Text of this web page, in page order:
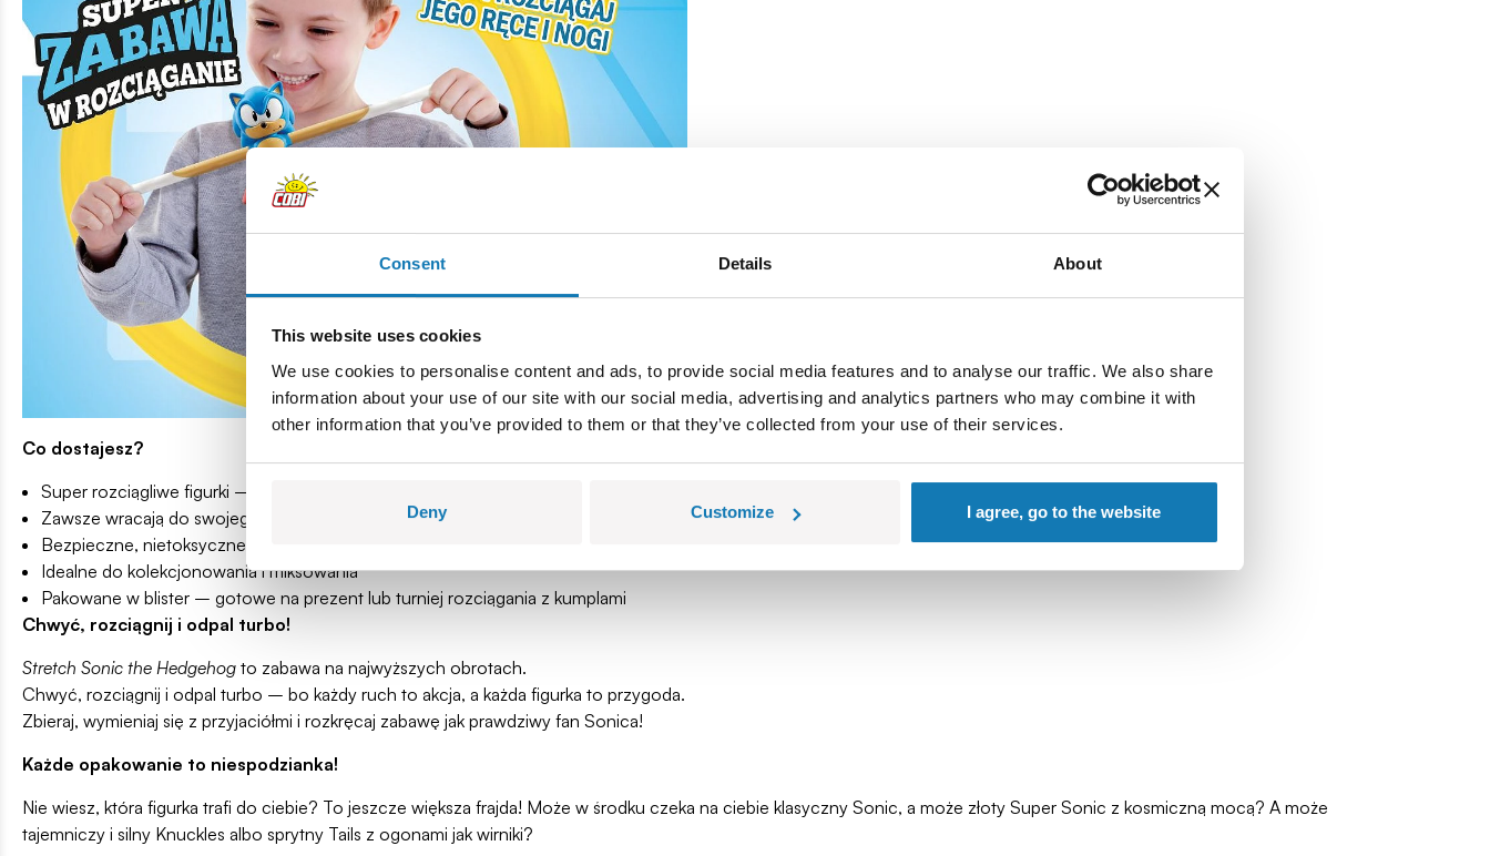
Consent Details About
This website uses cookies
We use cookies to personalise content and ads, to provide social media features and to analyse our traffic. We also share
information about your use of our site with our social media, advertising and analytics partners who may combine it with
other information that you’ve provided to them or that they’ve collected from your use of their services.
Deny Customize I agree, go to the website
Co dostajesz?
Super rozciągliwe figurki – nawet do 40 cm!
Zawsze wracają do swojego kształtu – zero stresu!
Bezpieczne, nietoksyczne wypełnienie – 100% zabawy, 0% ryzyka
Idealne do kolekcjonowania i miksowania
Pakowane w blister – gotowe na prezent lub turniej rozciągania z kumplami
Chwyć, rozciągnij i odpal turbo!
Stretch Sonic the Hedgehog to zabawa na najwyższych obrotach.
Chwyć, rozciągnij i odpal turbo – bo każdy ruch to akcja, a każda figurka to przygoda.
Zbieraj, wymieniaj się z przyjaciółmi i rozkręcaj zabawę jak prawdziwy fan Sonica!
Każde opakowanie to niespodzianka!
Nie wiesz, która figurka trafi do ciebie? To jeszcze większa frajda! Może w środku czeka na ciebie klasyczny Sonic, a może złoty Super Sonic z kosmiczną mocą? A może
tajemniczy i silny Knuckles albo sprytny Tails z ogonami jak wirniki?